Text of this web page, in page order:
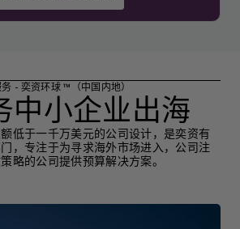
- 奕资环球 ™（中国内地）
中小企业出海
低于一千万美元的公司设计，是奕资有
，专注于为寻求海外市场进入，公司注
略的公司提供预算解决方案。